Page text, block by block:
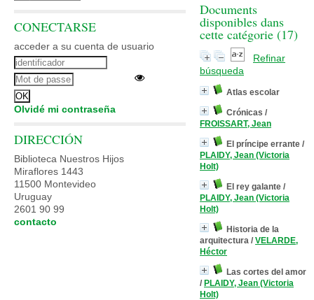
Documents
disponibles dans
cette catégorie (17)
Refinar
búsqueda
Atlas escolar
Crónicas /
FROISSART, Jean
El príncipe errante /
PLAIDY, Jean (Victoria
Holt)
El rey galante /
PLAIDY, Jean (Victoria
Holt)
Historia de la
arquitectura / VELARDE,
Héctor
Las cortes del amor
/ PLAIDY, Jean (Victoria
Holt)
CONECTARSE
acceder a su cuenta de usuario
Olvidé mi contraseña
DIRECCIÓN
Biblioteca Nuestros Hijos
Miraflores 1443
11500 Montevideo
Uruguay
2601 90 99
contacto